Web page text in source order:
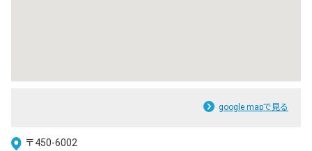
google mapで見る
〒450-6002